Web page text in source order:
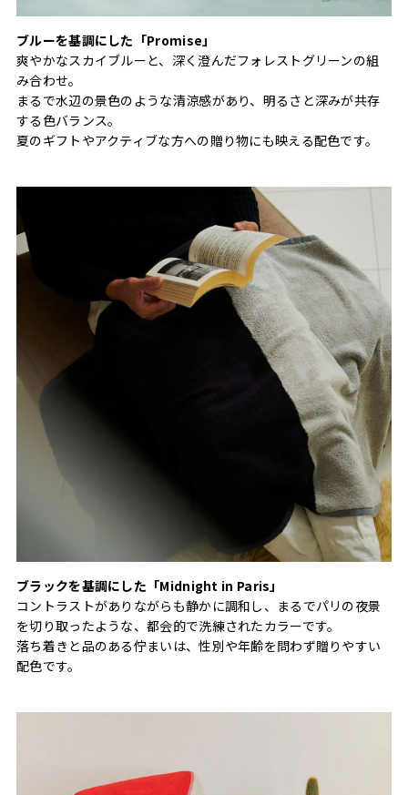
ブルーを基調にした「Promise」
爽やかなスカイブルーと、深く澄んだフォレストグリーンの組
み合わせ。
まるで水辺の景色のような清涼感があり、明るさと深みが共存
する色バランス。
夏のギフトやアクティブな方への贈り物にも映える配色です。
ブラックを基調にした「Midnight in Paris」
コントラストがありながらも静かに調和し、まるでパリの夜景
を切り取ったような、都会的で洗練されたカラーです。
落ち着きと品のある佇まいは、性別や年齢を問わず贈りやすい
配色です。